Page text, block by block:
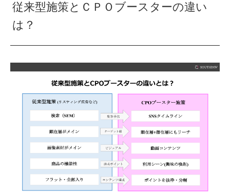
従来型施策とＣＰＯブースターの違い
は？